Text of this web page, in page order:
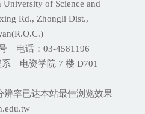
of Science and
Rd., Zhongli Dist.,
电话：03-4581196
电资学院 7 楼 D701
率已达本站最佳浏览效果